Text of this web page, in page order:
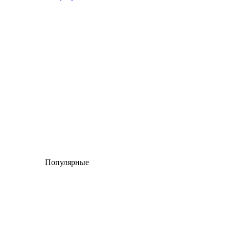
Популярные